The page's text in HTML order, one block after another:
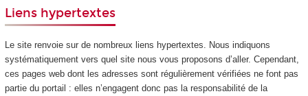
Liens hypertextes
Le site renvoie sur de nombreux liens hypertextes. Nous indiquons
systématiquement vers quel site nous vous proposons d’aller. Cependant,
ces pages web dont les adresses sont régulièrement vérifiées ne font pas
partie du portail : elles n’engagent donc pas la responsabilité de la